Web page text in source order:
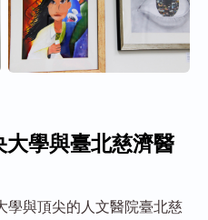
學與臺北慈濟醫
學與頂尖的人文醫院臺北慈